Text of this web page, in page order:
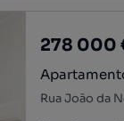
278 000
Rua João da